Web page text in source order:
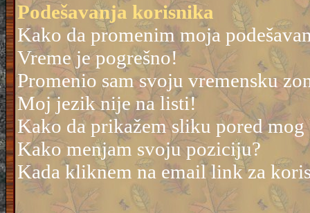
Podešavanja korisnika
Kako da promenim moja
Vreme je pogrešno!
Promenio sam svoju vremensku
Moj jezik nije na listi!
Kako da prikažem sliku pored
Kako menjam svoju poziciju?
Kada kliknem na email link za